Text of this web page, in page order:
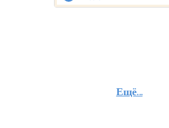
Ещё…